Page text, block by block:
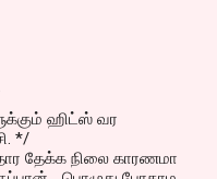
ஹிட்ஸ் வர
*/
தேக்க நிலை காரணமா